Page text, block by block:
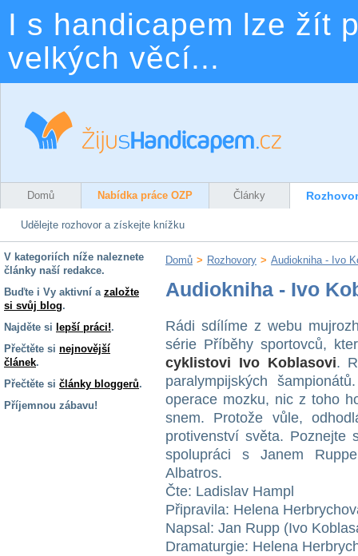
I s handicapem lze žít
velkých věcí...
Domů Nabídka práce OZP Články
Udělejte rozhovor a získejte knížku
V kategoriích níže naleznete
články naší redakce.
Buďte i Vy aktivní a založte
si svůj blog.
Najděte si lepší práci!.
Přečtěte si nejnovější
článek.
Přečtěte si články bloggerů.
Příjemnou zábavu!
Domů > Rozhovory > Audiokniha - Ivo
Audiokniha - Ivo
Rádi sdílíme z webu
série Příběhy sportovců,
cyklistovi Ivo Koblasovi.
paralympijských
operace mozku, nic z toho
snem. Protože vůle,
protivenství světa. Poznejte
spolupráci s Janem
Albatros.
Čte: Ladislav Hampl
Připravila: Helena
Napsal: Jan Rupp (Ivo
Dramaturgie: Helena